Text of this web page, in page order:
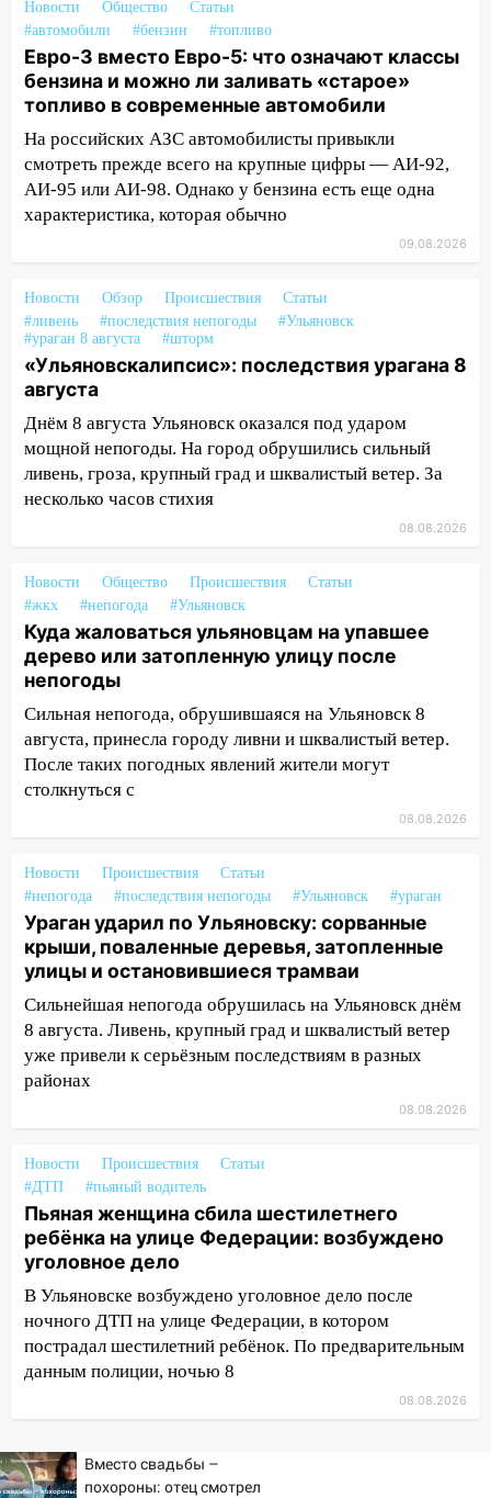
заблокировало в машине двух женщин
17:15
В Ульяновской области
ремонтируют девять мостов: один уже
готов, ещё два — почти завершены
17:00 «Ульяновскалипсис»: последствия
урагана 8 августа
16:38 Прогноз погоды в Ульяновской
Ульяновске отменили фестиваль «Наше
время»
16:17 Мелекесский район первым в
Ульяновской области намолотил более
100 тысяч тонн зерна
15:17 В колледжи и техникумы
Ульяновской области подали более 10
тысяч заявлений
после шторма: поваленные деревья и
затопленные улицы
14:28 Ураган вырвал остановку на улице
Деева в Заволжье
пытаются расчистить ливнёвки, не
дождавшись коммунальщиков
14:16 Шторм продолжает ломать город:
14:14
Студента из Ульяновска обманули
мошенники под видом преподавателя
14:12 Куда жаловаться ульяновцам на
упавшее дерево или затопленную улицу
13:59 В Новом городе ураганным
ветром сорвало опалубку со
строящегося дома
В мэрии Ульяновска рассказали,
шторма
13:49
Стихия продолжает крушить
Ульяновск: дерево рухнуло на дом на
Орджоникидзе
13:47 На Нижней Террасе мощным
ветром вырвало дерево с корнем
13:46 Сильный ветер сорвал крышу с
СТО на проспекте Созидателей
транспорту: в Ульяновске трамвай
сошёл с рельсов
Новости Общество
Статьи
#автомобили
#бензин #топливо
Евро-3 вместо Евро-5: что означают классы
бензина и можно ли заливать «старое»
топливо в современные автомобили
На российских АЗС автомобилисты привыкли
смотреть прежде всего на крупные цифры — АИ-92,
АИ-95 или АИ-98. Однако у бензина есть еще одна
характеристика, которая обычно
09.08.2026
Новости Обзор Происшествия
Статьи
#ливень
#последствия непогоды
#Ульяновск
#ураган 8 августа
#шторм
«Ульяновскалипсис»: последствия урагана 8
августа
Днём 8 августа Ульяновск оказался под ударом
мощной непогоды. На город обрушились сильный
ливень, гроза, крупный град и шквалистый ветер. За
несколько часов стихия
08.08.2026
Новости Общество Происшествия
Статьи
#жкх
#непогода #Ульяновск
Куда жаловаться ульяновцам на упавшее
дерево или затопленную улицу после
непогоды
Сильная непогода, обрушившаяся на Ульяновск 8
августа, принесла городу ливни и шквалистый ветер.
После таких погодных явлений жители могут
столкнуться с
08.08.2026
Новости Происшествия
Статьи
#непогода
#последствия непогоды #Ульяновск #ураган
Ураган ударил по Ульяновску: сорванные
крыши, поваленные деревья, затопленные
улицы и остановившиеся трамваи
Сильнейшая непогода обрушилась на Ульяновск днём
8 августа. Ливень, крупный град и шквалистый ветер
уже привели к серьёзным последствиям в разных
районах
08.08.2026
Новости Происшествия
Статьи
#ДТП
#пьяный водитель
Пьяная женщина сбила шестилетнего
ребёнка на улице Федерации: возбуждено
уголовное дело
В Ульяновске возбуждено уголовное дело после
ночного ДТП на улице Федерации, в котором
пострадал шестилетний ребёнок. По предварительным
данным полиции, ночью 8
08.08.2026
Вместо свадьбы –
похороны: отец смотрел